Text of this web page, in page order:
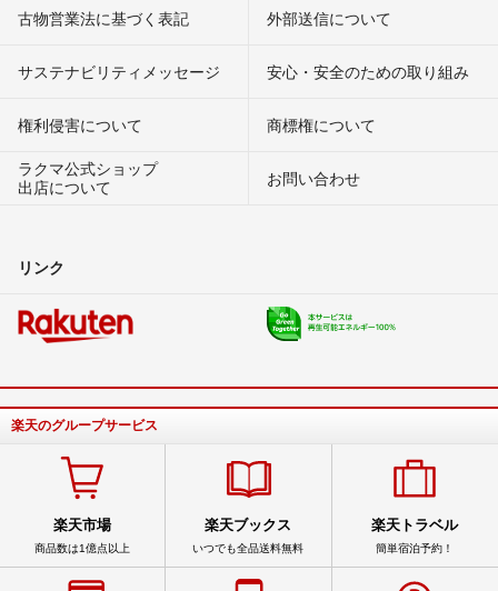
古物営業法に基づく表記 外部送信について
サステナビリティメッセージ 安心・安全のための取り組み
権利侵害について
商標権について
ラクマ公式ショップ
出店について
お問い合わせ
リンク
楽天のグループサービス
楽天市場
商品数は1億点以上
楽天ブックス
いつでも全品送料無料
楽天トラベル
簡単宿泊予約！